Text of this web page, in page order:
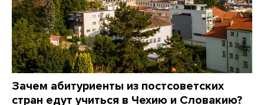
Зачем абитуриенты из постсоветских
стран едут учиться в Чехию и Словакию?